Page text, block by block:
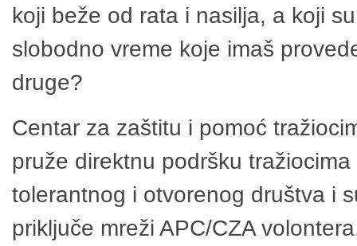
koji beže od rata i nasilja, a koji
slobodno vreme koje imaš
druge?
Centar za zaštitu i pomoć
pruže direktnu podršku
tolerantnog i otvorenog društva i
priključe mreži APC/CZA